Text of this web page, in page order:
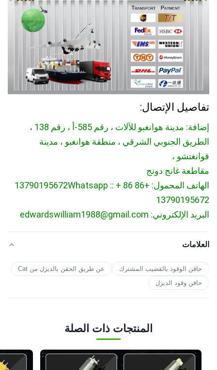
تفاصيل الإتصال:
إضافة: مدينة هوانغبو للآلات ، رقم 585-أ ، رقم 138 ،
الطريق الجنوبي الشرقي ، منطقة هوانغبو ، مدينة
قوانغتشو ،
مقاطعة غانج دونج
الهاتف المحمول: +86 13790195672
Whatsapp :: + 86
13790195672
البريد الإلكتروني: edwardswilliam1988@gmail.com
العلامات
حاقن الوقود بالقضيب المشترك
عن طريق الحقن بالديزل من Cat
حاقن وقود الديزل
المنتجات ذات الصلة